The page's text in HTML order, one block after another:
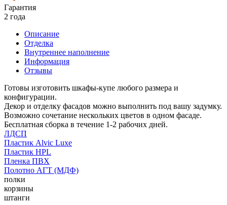
Гарантия
2 года
Описание
Отделка
Внутреннее наполнение
Информация
Отзывы
Готовы изготовить шкафы-купе любого размера и
конфигурации.
Декор и отделку фасадов можно выполнить под вашу задумку.
Возможно сочетание нескольких цветов в одном фасаде.
Бесплатная сборка в течение 1-2 рабочих дней.
ЛДСП
Пластик Alvic Luxe
Пластик HPL
Пленка ПВХ
Полотно АГТ (МДФ)
полки
корзины
штанги